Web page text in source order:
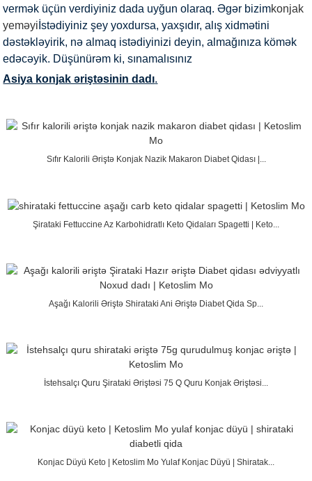
vermək üçün verdiyiniz dada uyğun olaraq. Əgər bizimkonjak
yeməyi İstədiyiniz şey yoxdursa, yaxşıdır, alış xidmətini
dəstəkləyirik, nə almaq istədiyinizi deyin, almağınıza kömək
edəcəyik. Düşünürəm ki, sınamalısınız
Asiya konjak əriştəsinin dadı.
Sıfır Kalorili Əriştə Konjak Nazik Makaron Diabet Qidası |...
Şirataki Fettuccine Az Karbohidratlı Keto Qidaları Spagetti | Keto...
Aşağı Kalorili Əriştə Shirataki Ani Əriştə Diabet Qida Sp...
İstehsalçı Quru Şirataki Əriştəsi 75 Q Quru Konjak Əriştəsi...
Konjac Düyü Keto | Ketoslim Mo Yulaf Konjac Düyü | Shiratak...